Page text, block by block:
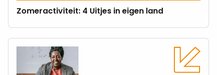
Zomeractiviteit: 4 Uitjes in eigen land
eigen